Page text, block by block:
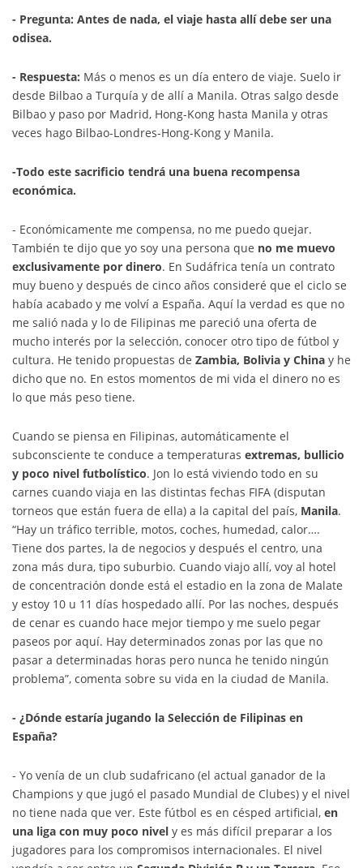
- Pregunta: Antes de nada, el viaje hasta allí debe ser una
odisea.
- Respuesta: Más o menos es un día entero de viaje. Suelo ir
desde Bilbao a Turquía y de allí a Manila. Otras salgo desde
Bilbao y paso por Madrid, Hong-Kong hasta Manila y otras
veces hago Bilbao-Londres-Hong-Kong y Manila.
-Todo este sacrificio tendrá una buena recompensa
económica.
- Económicamente me compensa, no me puedo quejar.
También te dijo que yo soy una persona que no me muevo
exclusivamente por dinero. En Sudáfrica tenía un contrato
muy bueno y después de cinco años consideré que el ciclo se
había acabado y me volví a España. Aquí la verdad es que no
me salió nada y lo de Filipinas me pareció una oferta de
mucho interés por la selección, conocer otro tipo de fútbol y
cultura. He tenido propuestas de Zambia, Bolivia y China y he
dicho que no. En estos momentos de mi vida el dinero no es
lo que más peso tiene.
Cuando se piensa en Filipinas, automáticamente el
subconsciente te conduce a temperaturas extremas, bullicio
y poco nivel futbolístico. Jon lo está viviendo todo en su
carnes cuando viaja en las distintas fechas FIFA (disputan
torneos que están fuera de ella) a la capital del país, Manila.
“Hay un tráfico terrible, motos, coches, humedad, calor….
Tiene dos partes, la de negocios y después el centro, una
zona más dura, tipo suburbio. Cuando viajo allí, voy al hotel
de concentración donde está el estadio en la zona de Malate
y estoy 10 u 11 días hospedado allí. Por las noches, después
de cenar es cuando hace mejor tiempo y me suelo pegar
paseos por aquí. Hay determinados zonas por las que no
pasar a determinadas horas pero nunca he tenido ningún
problema”, comenta sobre su vida en la ciudad de Manila.
- ¿Dónde estaría jugando la Selección de Filipinas en
España?
- Yo venía de un club sudafricano (el actual ganador de la
Champions y que jugó el pasado Mundial de Clubes) y el nivel
no tiene nada que ver. Este fútbol es en césped artificial, en
una liga con muy poco nivel y es más difícil preparar a los
jugadores para los compromisos internacionales. El nivel